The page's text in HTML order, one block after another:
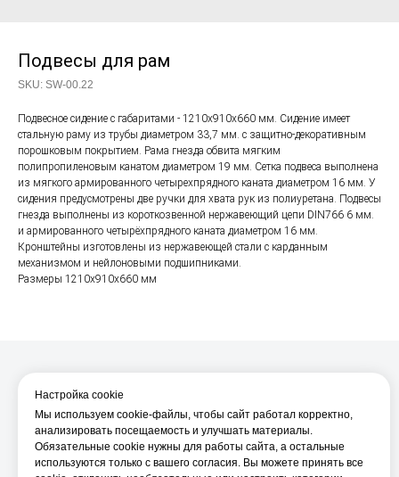
Подвесы для рам
SKU: SW-00.22
Подвесное сидение с габаритами - 1210х910х660 мм. Сидение имеет
стальную раму из трубы диаметром 33,7 мм. с защитно-декоративным
порошковым покрытием. Рама гнезда обвита мягким
полипропиленовым канатом диаметром 19 мм. Сетка подвеса выполнена
из мягкого армированного четырехпрядного каната диаметром 16 мм. У
сидения предусмотрены две ручки для хвата рук из полиуретана. Подвесы
гнезда выполнены из короткозвенной нержавеющий цепи DIN766 6 мм.
и армированного четырёхпрядного каната диаметром 16 мм.
Кронштейны изготовлены из нержавеющей стали с карданным
механизмом и нейлоновыми подшипниками.
Размеры 1210х910х660 мм
О компании
Производство
О нас
Настройка cookie
Мы используем cookie-файлы, чтобы сайт работал корректно,
анализировать посещаемость и улучшать материалы.
Обязательные cookie нужны для работы сайта, а остальные
используются только с вашего согласия. Вы можете принять все